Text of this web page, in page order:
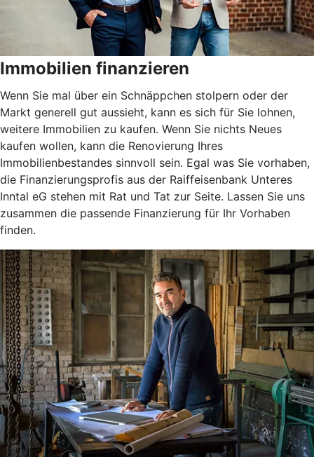
Immobilien finanzieren
Wenn Sie mal über ein Schnäppchen stolpern oder der
Markt generell gut aussieht, kann es sich für Sie lohnen,
weitere Immobilien zu kaufen. Wenn Sie nichts Neues
kaufen wollen, kann die Renovierung Ihres
Immobilienbestandes sinnvoll sein. Egal was Sie vorhaben,
die Finanzierungsprofis aus der Raiffeisenbank Unteres
Inntal eG stehen mit Rat und Tat zur Seite. Lassen Sie uns
zusammen die passende Finanzierung für Ihr Vorhaben
finden.